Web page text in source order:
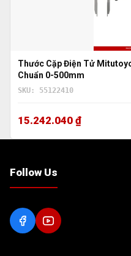
Thước Cặp Điện Tử
Chuẩn 0-500mm
SKU: 55122410
15.242.040 ₫
Follow Us